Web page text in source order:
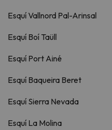
Esquí Vallnord Pal-Arinsal
Esquí Boí Taüll
Esquí Port Ainé
Esquí Baqueira Beret
Esquí Sierra Nevada
Esquí La Molina